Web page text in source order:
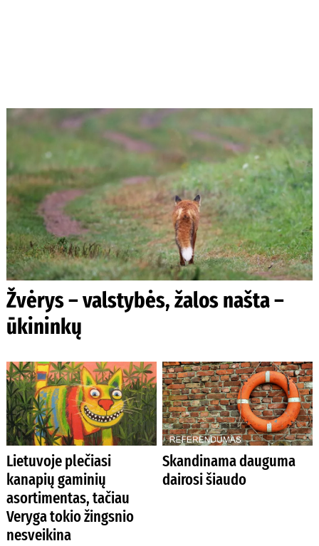
Žvėrys – valstybės, žalos našta –
ūkininkų
Lietuvoje plečiasi
kanapių gaminių
asortimentas, tačiau
Veryga tokio žingsnio
nesveikina
Skandinama dauguma
dairosi šiaudo